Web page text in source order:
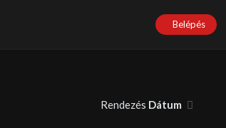
Belépés
Rendezés Dátum